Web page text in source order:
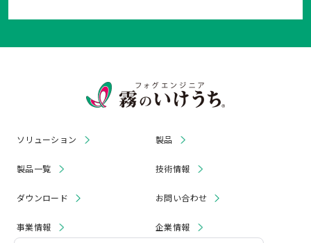
ソリューション 製品
製品一覧 技術情報
ダウンロード お問い合わせ
事業情報 企業情報